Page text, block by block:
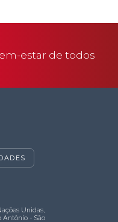
estar de todos
Unidas,
Antônio - São